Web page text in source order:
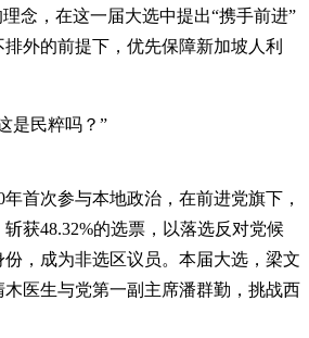
念，在这一届大选中提出“携手前进”
外的前提下，优先保障新加坡人利
是民粹吗？”
首次参与本地政治，在前进党旗下，
获48.32%的选票，以落选反对党候
，成为非选区议员。本届大选，梁文
医生与党第一副主席潘群勤，挑战西